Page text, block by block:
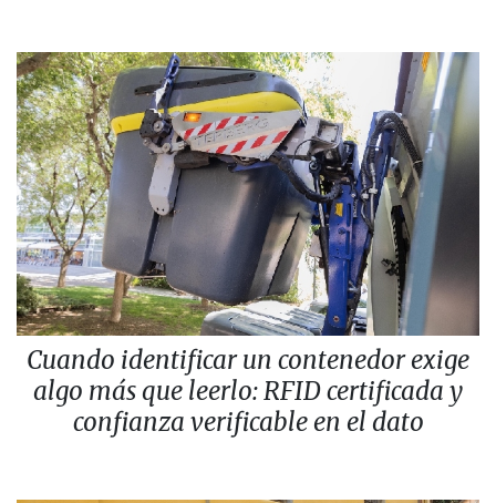
Cuando identificar un contenedor exige
algo más que leerlo: RFID certificada y
confianza verificable en el dato